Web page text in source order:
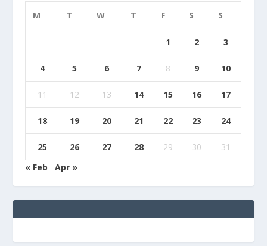
M T W T F S S
1 2 3
4 5 6 7 8 9 10
11 12 13 14 15 16 17
18 19 20 21 22 23 24
25 26 27 28 29 30
31
« Feb
Apr »